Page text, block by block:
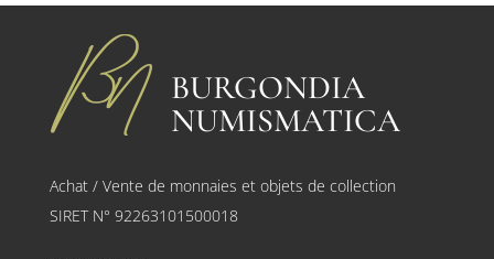
BURGONDIA
NUMISMATICA
Achat / Vente de monnaies et objets de collection
SIRET N° 92263101500018